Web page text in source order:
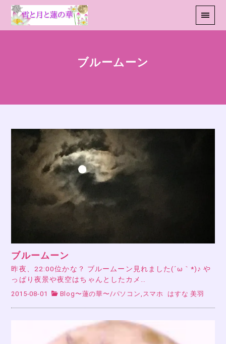
ブルームーン
ブルームーン
昨夜、22:00位かな？ ブルームーン見れました(´ω｀*)♪ や
っぱり夜景や夜空はちゃんとしたカメ…
2015-08-01 Blog〜蓮の華〜 /パソコン,スマホ はすな 美羽